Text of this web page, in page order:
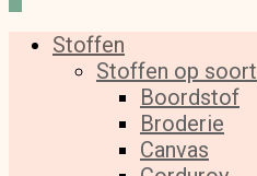
Stoffen
Stoffen op soort
Boordstof
Broderie
Canvas